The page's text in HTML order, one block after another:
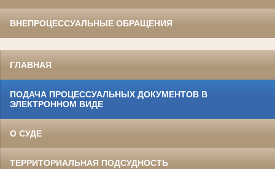
ВНЕПРОЦЕССУАЛЬНЫЕ ОБРАЩЕНИЯ
ГЛАВНАЯ
ПОДАЧА ПРОЦЕССУАЛЬНЫХ ДОКУМЕНТОВ В
ЭЛЕКТРОННОМ ВИДЕ
О СУДЕ
ТЕРРИТОРИАЛЬНАЯ ПОДСУДНОСТЬ